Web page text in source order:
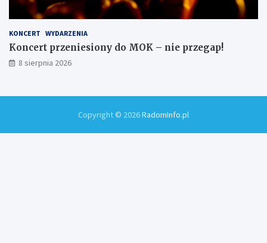
KONCERT WYDARZENIA
Koncert przeniesiony do MOK – nie przegap!
8 sierpnia 2026
Copyright © 2026RadomInfo.pl